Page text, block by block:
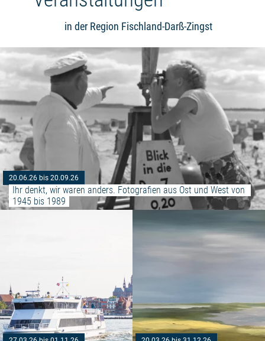
in der Region Fischland-Darß-Zingst
20.06.26 bis 20.09.26
Ihr denkt, wir waren anders. Fotografien aus Ost und West von
1945 bis 1989